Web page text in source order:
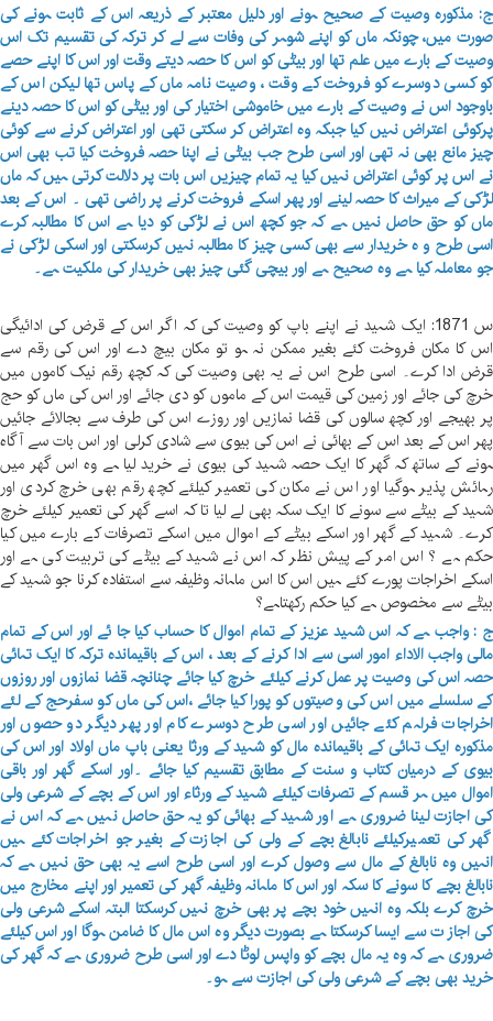
ج: مذکورہ وصیت کے صحیح ہونے اور دلیل معتبر کے ذریعہ اس کے ثابت ہونے کی
صورت میں، چونکہ ماں کو اپنے شوہر کی وفات سے لے کر ترکہ کی تقسیم تک اس
وصیت کے بارے میں علم تھا اور بیٹی کو اس کا حصہ دیتے وقت اور اس کا اپنے حصے
کو کسی دوسرے کو فروخت کے وقت ، وصیت نامہ ماں کے پاس تھا لیکن اس کے
باوجود اس نے وصیت کے بارے میں خاموشی اختیار کی اور بیٹی کو اس کا حصہ دینے
پرکوئی اعتراض نہیں کیا جبکہ وہ اعتراض کر سکتی تھی اور اعتراض کرنے سے کوئی
چیز مانع بھی نہ تھی اور اسی طرح جب بیٹی نے اپنا حصہ فروخت کیا تب بھی اس
نے اس پر کوئی اعتراض نہیں کیا یہ تمام چیزیں اس بات پر دلالت کرتی ہیں کہ ماں
لڑکی کے میراث کا حصہ لینے اور پھر اسکے فروخت کرنے پر راضی تھی ۔ اس کے بعد
ماں کو حق حاصل نہیں ہے کہ جو کچھ اس نے لڑکی کو دیا ہے اس کا مطالبہ کرے
اسی طرح و ہ خریدار سے بھی کسی چیز کا مطالبہ نہیں کرسکتی اور اسکی لڑکی نے
جو معاملہ کیا ہے وہ صحیح ہے اور بیچی گئی چیز بھی خریدار کی ملکیت ہے۔
س 1871: ایک شہید نے اپنے باپ کو وصیت کی کہ اگر اس کے قرض کی ادائیگی
اس کا مکان فروخت کئے بغیر ممکن نہ ہو تو مکان بیچ دے اور اس کی رقم سے
قرض ادا کرے۔ اسی طرح اس نے یہ بھی وصیت کی کہ کچھ رقم نیک کاموں میں
خرچ کی جائے اور زمین کی قیمت اس کے ماموں کو دی جائے اور اس کی ماں کو حج
پر بھیجے اور کچھ سالوں کی قضا نمازیں اور روزے اس کی طرف سے بجالائے جائیں
پھر اس کے بعد اس کے بھائی نے اس کی بیوی سے شادی کرلی اور اس بات سے آگاہ
ہونے کے ساتھ کہ گھر کا ایک حصہ شہید کی بیوی نے خرید لیا ہے وہ اس گھر میں
رہائش پذیر ہوگیا اور اس نے مکان کی تعمیر کیلئے کچھ رقم بھی خرچ کردی اور
شہید کے بیٹے سے سونے کا ایک سکہ بھی لے لیا تا کہ اسے گھر کی تعمیر کیلئے خرچ
کرے۔ شہید کے گھر اور اسکے بیٹے کے اموال میں اسکے تصرفات کے بارے میں کیا
حکم ہے ؟ اس امر کے پیش نظر کہ اس نے شہید کے بیٹے کی تربیت کی ہے اور
اسکے اخراجات پورے کئے ہیں اس کا اس ماہانہ وظیفہ سے استفادہ کرنا جو شہید کے
بیٹے سے مخصوص ہے کیا حکم رکھتاہے؟
ج : واجب ہے کہ اس شہید عزیز کے تمام اموال کا حساب کیا جا ئے اور اس کے تمام
مالی واجب الاداء امور اسی سے ادا کرنے کے بعد ، اس کے باقیماندہ ترکہ کا ایک تہائی
حصہ اس کی وصیت پر عمل کرنے کیلئے خرچ کیا جائے چنانچہ قضا نمازوں اور روزوں
کے سلسلے میں اس کی وصیتوں کو پورا کیا جائے ،اس کی ماں کو سفرحج کے لئے
اخراجات فراہم کئے جائیں اور اسی طرح دوسرے کام اور پھر دیگر دو حصوں اور
مذکورہ ایک تہائی کے باقیماندہ مال کو شہید کے ورثا یعنی باپ ماں اولاد اور اس کی
بیوی کے درمیان کتاب و سنت کے مطابق تقسیم کیا جائے ۔اور اسکے گھر اور باقی
اموال میں ہر قسم کے تصرفات کیلئے شہید کے ورثاء اور اس کے بچے کے شرعی ولی
کی اجازت لینا ضروری ہے اور شہید کے بھائی کو یہ حق حاصل نہیں ہے کہ اس نے
گھر کی تعمیرکیلئے نابالغ بچے کے ولی کی اجازت کے بغیر جو اخراجات کئے ہیں
انہیں وہ نابالغ کے مال سے وصول کرے اور اسی طرح اسے یہ بھی حق نہیں ہے کہ
نابالغ بچے کا سونے کا سکہ اور اس کا ماہانہ وظیفہ گھر کی تعمیر اور اپنے مخارج میں
خرچ کرے بلکہ وہ انہیں خود بچے پر بھی خرچ نہیں کرسکتا البتہ اسکے شرعی ولی
کی اجاز ت سے ایسا کرسکتا ہے بصورت دیگر وہ اس مال کا ضامن ہوگا اور اس کیلئے
ضروری ہے کہ وہ یہ مال بچے کو واپس لوٹا دے اور اسی طرح ضروری ہے کہ گھر کی
خرید بھی بچے کے شرعی ولی کی اجازت سے ہو۔